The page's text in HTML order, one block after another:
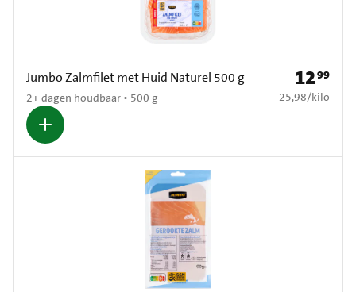
Jumbo Zalmfilet met Huid Naturel 500 g
2+ dagen houdbaar • 500 g
Prijs: €
1299
€ 25,98 per kilo
25,98/kilo